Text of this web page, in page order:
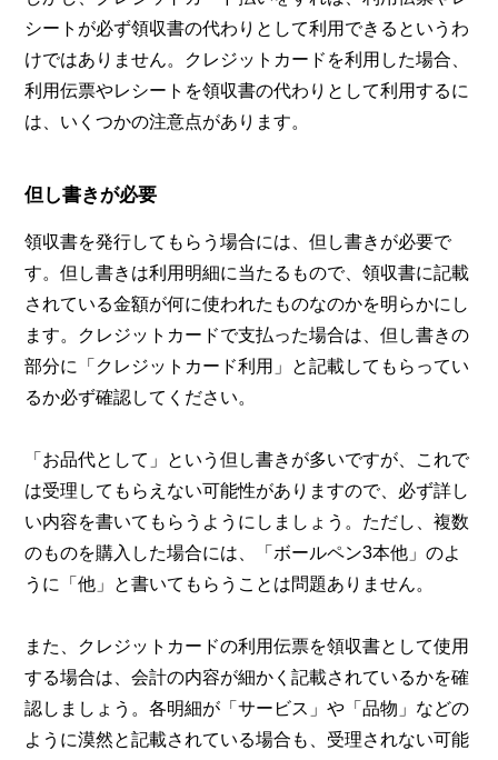
シートが必ず領収書の代わりとして利用できるというわ
けではありません。クレジットカードを利用した場合、
利用伝票やレシートを領収書の代わりとして利用するに
は、いくつかの注意点があります。
但し書きが必要
領収書を発行してもらう場合には、但し書きが必要で
す。但し書きは利用明細に当たるもので、領収書に記載
されている金額が何に使われたものなのかを明らかにし
ます。クレジットカードで支払った場合は、但し書きの
部分に「クレジットカード利用」と記載してもらってい
るか必ず確認してください。
「お品代として」という但し書きが多いですが、これで
は受理してもらえない可能性がありますので、必ず詳し
い内容を書いてもらうようにしましょう。ただし、複数
のものを購入した場合には、「ボールペン3本他」のよ
うに「他」と書いてもらうことは問題ありません。
また、クレジットカードの利用伝票を領収書として使用
する場合は、会計の内容が細かく記載されているかを確
認しましょう。各明細が「サービス」や「品物」などの
ように漠然と記載されている場合も、受理されない可能